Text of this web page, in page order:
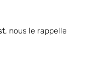
, nous le rappelle